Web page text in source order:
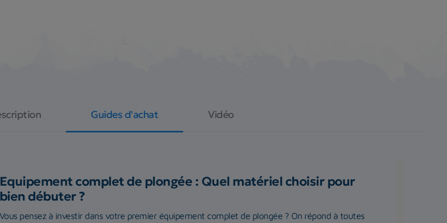
Guides d'achat Vidéo
complet de plongée : Quel matériel choisir pour
débuter ?
pensez à investir dans votre premier équipement complet de plongée ? On répond à toutes